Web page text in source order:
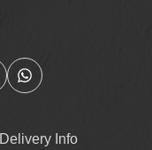
Delivery Info